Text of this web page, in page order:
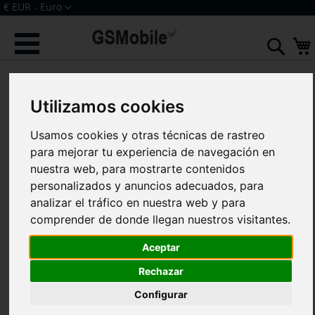
Utilizamos cookies
Usamos cookies y otras técnicas de rastreo
para mejorar tu experiencia de navegación en
nuestra web, para mostrarte contenidos
personalizados y anuncios adecuados, para
analizar el tráfico en nuestra web y para
comprender de donde llegan nuestros visitantes.
Aceptar
Rechazar
Configurar
Ir
al
contenido
Moneda
€ EUR - Euro
galería
imágenes